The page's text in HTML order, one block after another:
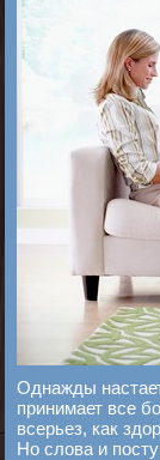
Однажды
принимает все
всерьез, как
Но слова и